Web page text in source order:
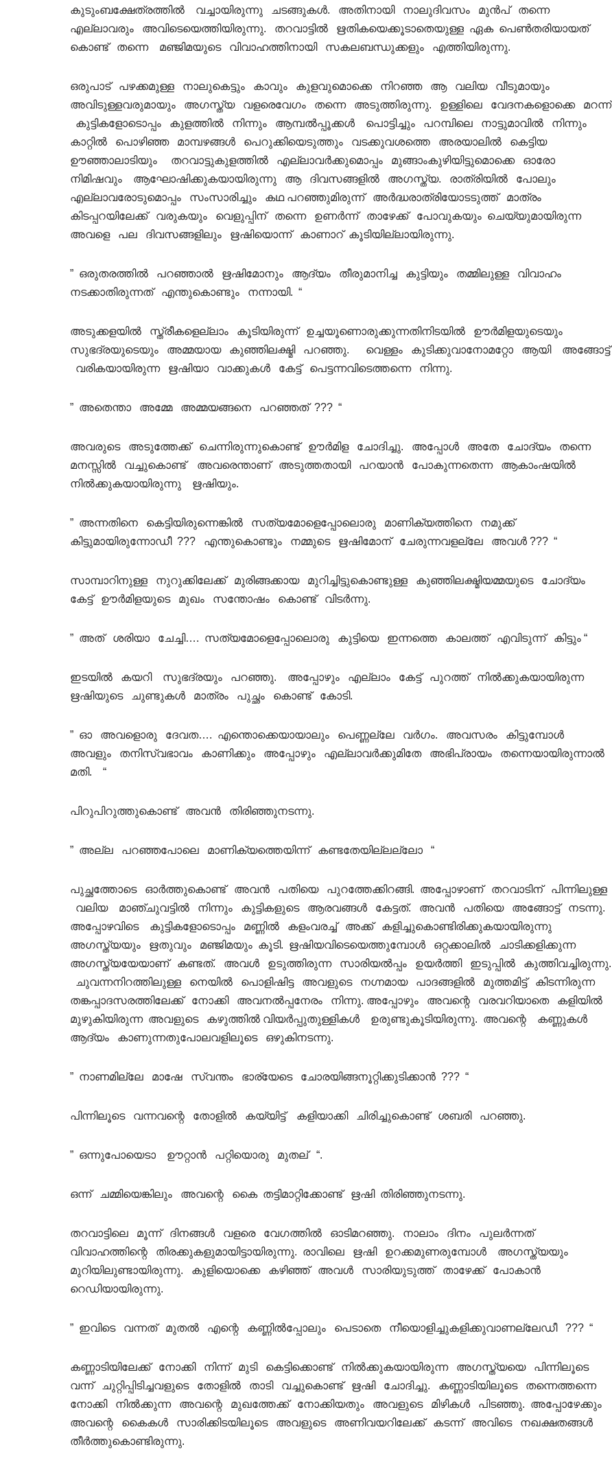
കുടുംബക്ഷേത്രത്തിൽ വച്ചായിരുന്നു ചടങ്ങുകൾ. അതിനായി നാലുദിവസം മുൻപ് തന്നെ
എല്ലാവരും അവിടെയെത്തിയിരുന്നു. തറവാട്ടിൽ ഋതികയെക്കൂടാതെയുള്ള ഏക പെൺതരിയായത്
കൊണ്ട് തന്നെ മഞ്ജിമയുടെ വിവാഹത്തിനായി സകലബന്ധുക്കളും എത്തിയിരുന്നു.
ഒരുപാട് പഴക്കമുള്ള നാലുകെട്ടും കാവും കുളവുമൊക്കെ നിറഞ്ഞ ആ വലിയ വീടുമായും
അവിടുള്ളവരുമായും അഗസ്ത്യ വളരെവേഗം തന്നെ അടുത്തിരുന്നു. ഉള്ളിലെ വേദനകളൊക്കെ മറന്ന്
കുട്ടികളോടൊപ്പം കുളത്തിൽ നിന്നും ആമ്പൽപ്പൂക്കൾ പൊട്ടിച്ചും പറമ്പിലെ നാട്ടുമാവിൽ നിന്നും
കാറ്റിൽ പൊഴിഞ്ഞ മാമ്പഴങ്ങൾ പെറുക്കിയെടുത്തും വടക്കുവശത്തെ അരയാലിൽ കെട്ടിയ
ഊഞ്ഞാലാടിയും തറവാട്ടുകുളത്തിൽ എല്ലാവർക്കുമൊപ്പം മുങ്ങാംകുഴിയിട്ടുമൊക്കെ ഓരോ
നിമിഷവും ആഘോഷിക്കുകയായിരുന്നു ആ ദിവസങ്ങളിൽ അഗസ്ത്യ. രാത്രിയിൽ പോലും
എല്ലാവരോടുമൊപ്പം സംസാരിച്ചും കഥ പറഞ്ഞുമിരുന്ന് അർദ്ധരാത്രിയോടടുത്ത് മാത്രം
കിടപ്പറയിലേക്ക് വരുകയും വെളുപ്പിന് തന്നെ ഉണർന്ന് താഴേക്ക് പോവുകയും ചെയ്യുമായിരുന്ന
അവളെ പല ദിവസങ്ങളിലും ഋഷിയൊന്ന് കാണാറ് കൂടിയില്ലായിരുന്നു.
” ഒരുതരത്തിൽ പറഞ്ഞാൽ ഋഷിമോനും ആദ്യം തീരുമാനിച്ച കുട്ടിയും തമ്മിലുള്ള വിവാഹം
നടക്കാതിരുന്നത് എന്തുകൊണ്ടും നന്നായി. “
അടുക്കളയിൽ സ്ത്രീകളെല്ലാം കൂടിയിരുന്ന് ഉച്ചയൂണൊരുക്കുന്നതിനിടയിൽ ഊർമിളയുടെയും
സുഭദ്രയുടെയും അമ്മയായ കുഞ്ഞിലക്ഷ്മി പറഞ്ഞു. വെള്ളം കുടിക്കുവാനോമറ്റോ ആയി അങ്ങോട്ട്‌
വരികയായിരുന്ന ഋഷിയാ വാക്കുകൾ കേട്ട് പെട്ടന്നവിടെത്തന്നെ നിന്നു.
” അതെന്താ അമ്മേ അമ്മയങ്ങനെ പറഞ്ഞത് ??? “
അവരുടെ അടുത്തേക്ക് ചെന്നിരുന്നുകൊണ്ട് ഊർമിള ചോദിച്ചു. അപ്പോൾ അതേ ചോദ്യം തന്നെ
മനസ്സിൽ വച്ചുകൊണ്ട് അവരെന്താണ് അടുത്തതായി പറയാൻ പോകുന്നതെന്ന ആകാംഷയിൽ
നിൽക്കുകയായിരുന്നു ഋഷിയും.
” അന്നതിനെ കെട്ടിയിരുന്നെങ്കിൽ സത്യമോളെപ്പോലൊരു മാണിക്യത്തിനെ നമുക്ക്
കിട്ടുമായിരുന്നോഡീ ??? എന്തുകൊണ്ടും നമ്മുടെ ഋഷിമോന് ചേരുന്നവളല്ലേ അവൾ ??? “
സാമ്പാറിനുള്ള നുറുക്കിലേക്ക് മുരിങ്ങക്കായ മുറിച്ചിട്ടുകൊണ്ടുള്ള കുഞ്ഞിലക്ഷ്മിയമ്മയുടെ ചോദ്യം
കേട്ട് ഊർമിളയുടെ മുഖം സന്തോഷം കൊണ്ട് വിടർന്നു.
” അത് ശരിയാ ചേച്ചി…. സത്യമോളെപ്പോലൊരു കുട്ടിയെ ഇന്നത്തെ കാലത്ത് എവിടുന്ന് കിട്ടും “
ഇടയിൽ കയറി സുഭദ്രയും പറഞ്ഞു. അപ്പോഴും എല്ലാം കേട്ട് പുറത്ത് നിൽക്കുകയായിരുന്ന
ഋഷിയുടെ ചുണ്ടുകൾ മാത്രം പുച്ഛം കൊണ്ട് കോടി.
” ഓ അവളൊരു ദേവത…. എന്തൊക്കെയായാലും പെണ്ണല്ലേ വർഗം. അവസരം കിട്ടുമ്പോൾ
അവളും തനിസ്വഭാവം കാണിക്കും അപ്പോഴും എല്ലാവർക്കുമിതേ അഭിപ്രായം തന്നെയായിരുന്നാൽ
മതി. “
പിറുപിറുത്തുകൊണ്ട് അവൻ തിരിഞ്ഞുനടന്നു.
” അല്ല പറഞ്ഞപോലെ മാണിക്യത്തെയിന്ന് കണ്ടതേയില്ലല്ലോ “
പുച്ഛത്തോടെ ഓർത്തുകൊണ്ട് അവൻ പതിയെ പുറത്തേക്കിറങ്ങി. അപ്പോഴാണ് തറവാടിന് പിന്നിലുള്ള
വലിയ മാഞ്ചുവട്ടിൽ നിന്നും കുട്ടികളുടെ ആരവങ്ങൾ കേട്ടത്. അവൻ പതിയെ അങ്ങോട്ട്‌ നടന്നു.
അപ്പോഴവിടെ കുട്ടികളോടൊപ്പം മണ്ണിൽ കളംവരച്ച് അക്ക് കളിച്ചുകൊണ്ടിരിക്കുകയായിരുന്നു
അഗസ്ത്യയും ഋതുവും മഞ്ജിമയും കൂടി. ഋഷിയവിടെയെത്തുമ്പോൾ ഒറ്റക്കാലിൽ ചാടിക്കളിക്കുന്ന
അഗസ്ത്യയേയാണ് കണ്ടത്. അവൾ ഉടുത്തിരുന്ന സാരിയൽപ്പം ഉയർത്തി ഇടുപ്പിൽ കുത്തിവച്ചിരുന്നു.
ചുവന്നനിറത്തിലുള്ള നെയിൽ പൊളിഷിട്ട അവളുടെ നഗ്നമായ പാദങ്ങളിൽ മുത്തമിട്ട് കിടന്നിരുന്ന
തങ്കപ്പാദസരത്തിലേക്ക് നോക്കി അവനൽപ്പനേരം നിന്നു. അപ്പോഴും അവന്റെ വരവറിയാതെ കളിയിൽ
മുഴുകിയിരുന്ന അവളുടെ കഴുത്തിൽ വിയർപ്പുതുള്ളികൾ ഉരുണ്ടുകൂടിയിരുന്നു. അവന്റെ കണ്ണുകൾ
ആദ്യം കാണുന്നതുപോലവളിലൂടെ ഒഴുകിനടന്നു.
” നാണമില്ലേ മാഷേ സ്വന്തം ഭാര്യേടെ ചോരയിങ്ങനൂറ്റിക്കുടിക്കാൻ ??? “
പിന്നിലൂടെ വന്നവന്റെ തോളിൽ കയ്യിട്ട് കളിയാക്കി ചിരിച്ചുകൊണ്ട് ശബരി പറഞ്ഞു.
” ഒന്നുപോയെടാ ഊറ്റാൻ പറ്റിയൊരു മുതല് “.
ഒന്ന് ചമ്മിയെങ്കിലും അവന്റെ കൈ തട്ടിമാറ്റിക്കോണ്ട് ഋഷി തിരിഞ്ഞുനടന്നു.
തറവാട്ടിലെ മൂന്ന് ദിനങ്ങൾ വളരെ വേഗത്തിൽ ഓടിമറഞ്ഞു. നാലാം ദിനം പുലർന്നത്
വിവാഹത്തിന്റെ തിരക്കുകളുമായിട്ടായിരുന്നു. രാവിലെ ഋഷി ഉറക്കമുണരുമ്പോൾ അഗസ്ത്യയും
മുറിയിലുണ്ടായിരുന്നു. കുളിയൊക്കെ കഴിഞ്ഞ് അവൾ സാരിയുടുത്ത് താഴേക്ക് പോകാൻ
റെഡിയായിരുന്നു.
” ഇവിടെ വന്നത് മുതൽ എന്റെ കണ്ണിൽപ്പോലും പെടാതെ നീയൊളിച്ചുകളിക്കുവാണല്ലേഡീ ??? “
കണ്ണാടിയിലേക്ക് നോക്കി നിന്ന് മുടി കെട്ടിക്കൊണ്ട് നിൽക്കുകയായിരുന്ന അഗസ്ത്യയെ പിന്നിലൂടെ
വന്ന് ചുറ്റിപ്പിടിച്ചവളുടെ തോളിൽ താടി വച്ചുകൊണ്ട് ഋഷി ചോദിച്ചു. കണ്ണാടിയിലൂടെ തന്നെത്തന്നെ
നോക്കി നിൽക്കുന്ന അവന്റെ മുഖത്തേക്ക് നോക്കിയതും അവളുടെ മിഴികൾ പിടഞ്ഞു. അപ്പോഴേക്കും
അവന്റെ കൈകൾ സാരിക്കിടയിലൂടെ അവളുടെ അണിവയറിലേക്ക് കടന്ന് അവിടെ നഖക്ഷതങ്ങൾ
തീർത്തുകൊണ്ടിരുന്നു.